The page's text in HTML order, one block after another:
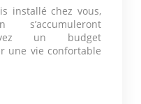
installé chez vous,
un budget
une vie confortable